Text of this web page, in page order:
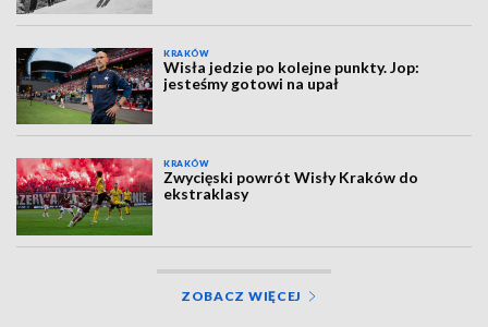
KRAKÓW
Wisła jedzie po kolejne punkty. Jop:
jesteśmy gotowi na upał
KRAKÓW
Zwycięski powrót Wisły Kraków do
ekstraklasy
ZOBACZ WIĘCEJ